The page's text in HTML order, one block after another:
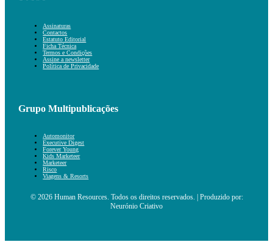
Assinaturas
Contactos
Estatuto Editorial
Ficha Técnica
Termos e Condições
Assine a newsletter
Política de Privacidade
Grupo Multipublicações
Automonitor
Executive Digest
Forever Young
Kids Marketeer
Marketeer
Risco
Viagens & Resorts
© 2026 Human Resources. Todos os direitos reservados. | Produzido por:
Neurónio Criativo